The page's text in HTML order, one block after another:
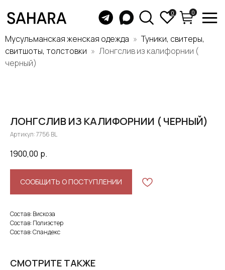
Мусульманская женская одежда
Туники, свитеры,
свитшоты, толстовки
Лонгслив из калифорнии (
черный)
ЛОНГСЛИВ ИЗ КАЛИФОРНИИ ( ЧЕРНЫЙ)
Артикул:7756 BL
1900,00 р.
СООБЩИТЬ О ПОСТУПЛЕНИИ
Состав: Вискоза
Состав: Полиэстер
Состав: Спандекс
СМОТРИТЕ ТАКЖЕ